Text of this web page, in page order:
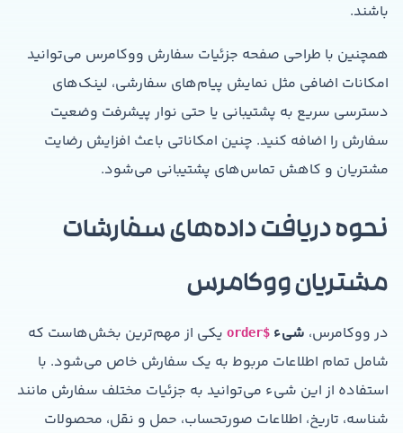
باشند.
همچنین با طراحی صفحه جزئیات سفارش ووکامرس می‌توانید
امکانات اضافی مثل نمایش پیام‌های سفارشی، لینک‌های
دسترسی سریع به پشتیبانی یا حتی نوار پیشرفت وضعیت
سفارش را اضافه کنید. چنین امکاناتی باعث افزایش رضایت
مشتریان و کاهش تماس‌های پشتیبانی می‌شود.
نحوه دریافت داده‌های سفارشات
مشتریان ووکامرس
در ووکامرس، شیء $order
یکی از مهم‌ترین بخش‌هاست که
شامل تمام اطلاعات مربوط به یک سفارش خاص می‌شود. با
استفاده از این شیء می‌توانید به جزئیات مختلف سفارش مانند
شناسه، تاریخ، اطلاعات صورتحساب، حمل و نقل، محصولات